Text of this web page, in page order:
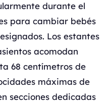
durante el
para cambiar bebés
Los estantes
acomodan
68 centímetros de
máximas de
secciones dedicadas